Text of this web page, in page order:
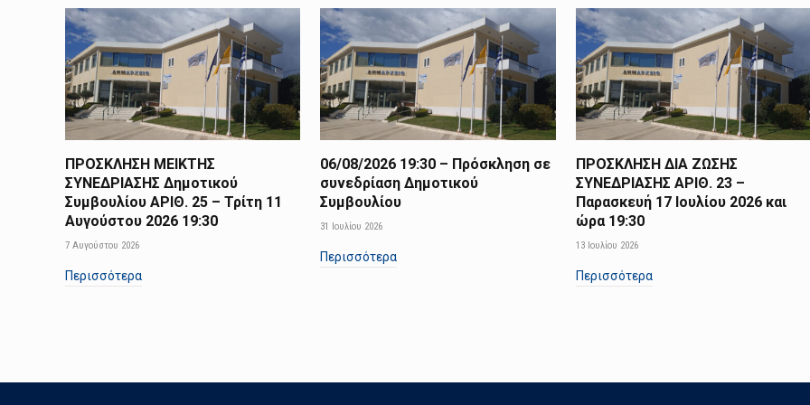
ΠΡΟΣΚΛΗΣΗ ΜΕΙΚΤΗΣ
ΣΥΝΕΔΡΙΑΣΗΣ Δημοτικού
Συμβουλίου ΑΡΙΘ. 25 – Τρίτη 11
Αυγούστου 2026 19:30
7 Αυγούστου 2026
Περισσότερα
06/08/2026 19:30 – Πρόσκληση σε
συνεδρίαση Δημοτικού
Συμβουλίου
31 Ιουλίου 2026
Περισσότερα
ΠΡΟΣΚΛΗΣΗ ΔΙΑ ΖΩΣΗΣ
ΣΥΝΕΔΡΙΑΣΗΣ ΑΡΙΘ. 23 –
Παρασκευή 17 Ιουλίου 2026 και
ώρα 19:30
13 Ιουλίου 2026
Περισσότερα